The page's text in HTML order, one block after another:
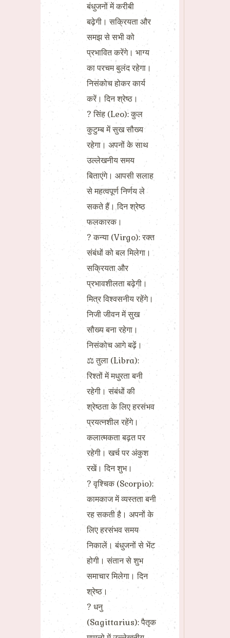
बंधुजनों में करीबी
बढ़ेगी। सक्रियता और
समझ से सभी को
प्रभावित करेंगे। भाग्य
का परचम बुलंद रहेगा।
निसंकोच होकर कार्य
करें। दिन श्रेष्ठ।
? सिंह (Leo): कुल
कुटुम्ब में सुख सौख्य
रहेगा। अपनों के साथ
उल्लेखनीय समय
बिताएंगे। आपसी सलाह
से महत्वपूर्ण निर्णय ले
सकते हैं। दिन श्रेष्ठ
फलकारक।
? कन्या (Virgo): रक्त
संबंधों को बल मिलेगा।
सक्रियता और
प्रभावशीलता बढ़ेगी।
मित्र विश्वसनीय रहेंगे।
निजी जीवन में सुख
सौख्य बना रहेगा।
निसंकोच आगे बढ़ें।
⚖ तुला (Libra):
रिश्तों में मधुरता बनी
रहेगी। संबंधों की
श्रेष्ठता के लिए हरसंभव
प्रयत्नशील रहेंगे।
कलात्मकता बढ़त पर
रहेगी। खर्च पर अंकुश
रखें। दिन शुभ।
? वृश्चिक (Scorpio):
कामकाज में व्यस्तता बनी
रह सकती है। अपनों के
लिए हरसंभव समय
निकालें। बंधुजनों से भेंट
होगी। संतान से शुभ
समाचार मिलेगा। दिन
श्रेष्ठ।
? धनु
(Sagittarius): पैतृक